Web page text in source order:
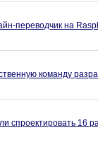
переводчик на
команду
спроектировать 16